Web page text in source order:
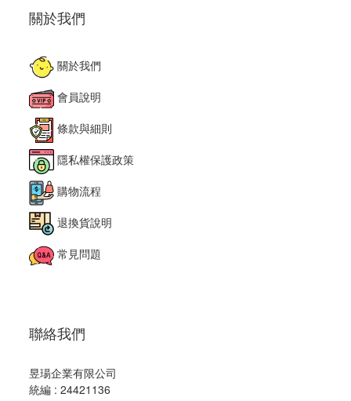
關於我們
關於我們
會員說明
條款與細則
隱私權保護政策
購物流程
退換貨說明
常見問題
聯絡我們
昱瑒企業有限公司
統編 : 24421136